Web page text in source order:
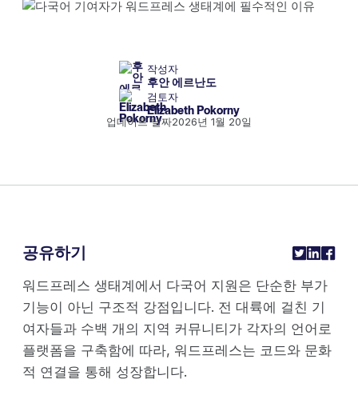
작성자
후안 에르난도
검토자
Elizabeth Pokorny
업데이트 날짜2026년 1월 20일
워드프레스 생태계에서 다국어 지원은 단순한 부가
기능이 아닌 구조적 강점입니다. 전 대륙에 걸친 기
여자들과 수백 개의 지역 커뮤니티가 각자의 언어로
플랫폼을 구축함에 따라, 워드프레스는 코드와 문화
적 연결을 통해 성장합니다.
공유하기